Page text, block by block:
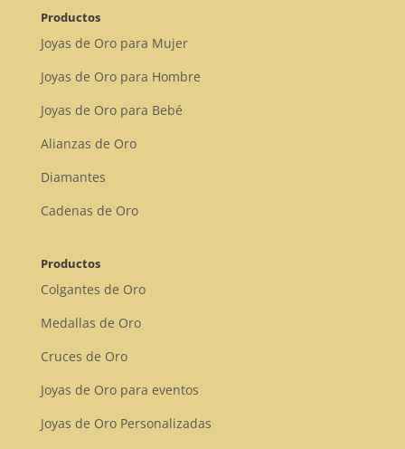
Productos
Joyas de Oro para Mujer
Joyas de Oro para Hombre
Joyas de Oro para Bebé
Alianzas de Oro
Diamantes
Cadenas de Oro
Productos
Colgantes de Oro
Medallas de Oro
Cruces de Oro
Joyas de Oro para eventos
Joyas de Oro Personalizadas